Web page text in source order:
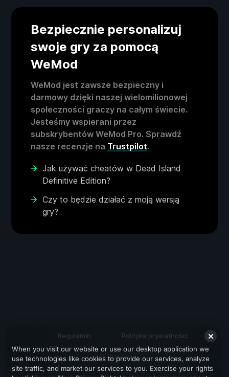
Bezpiecznie personalizuj
swoje gry za pomocą
WeMod
WeMod jest zawsze bezpieczny i
darmowy dzięki naszej wielomilionowej
społeczności graczy na całym świecie.
Jesteśmy wspierani przez
subskrybentów WeMod Pro. Sprawdź
nasze recenzje na Trustpilot.
Jak używać cheatów w Dead Island
Definitive Edition?
Czy to będzie działać z moją wersją
gry?
Regulamin Polityka prywatności
Wsparcie
When you visit our website or use our desktop application we
use technologies like cookies to provide our services, analyze
site traffic, and market our services to you. Exercise your rights